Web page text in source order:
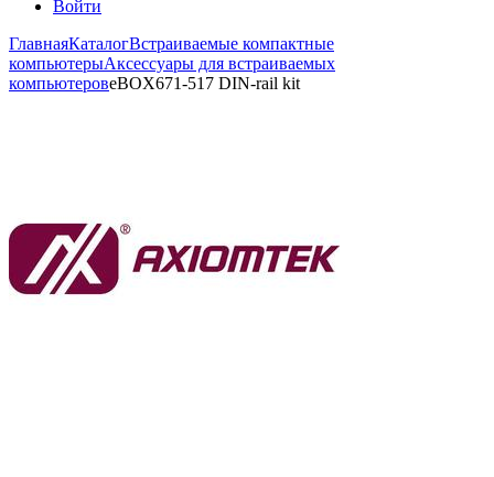
Войти
ГлавнаяКаталогВстраиваемые компактные
компьютерыАксессуары для встраиваемых
компьютеровeBOX671-517 DIN-rail kit